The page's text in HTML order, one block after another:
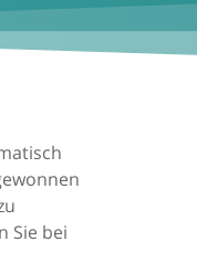
Sie bei